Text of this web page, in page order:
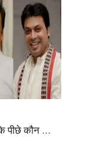
के पीछे कौन …